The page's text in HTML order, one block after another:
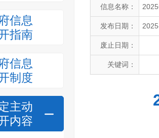
信息
指南
信息
制度
主动
内容
信息名称：
发布日期：
废止日期：
关键词：